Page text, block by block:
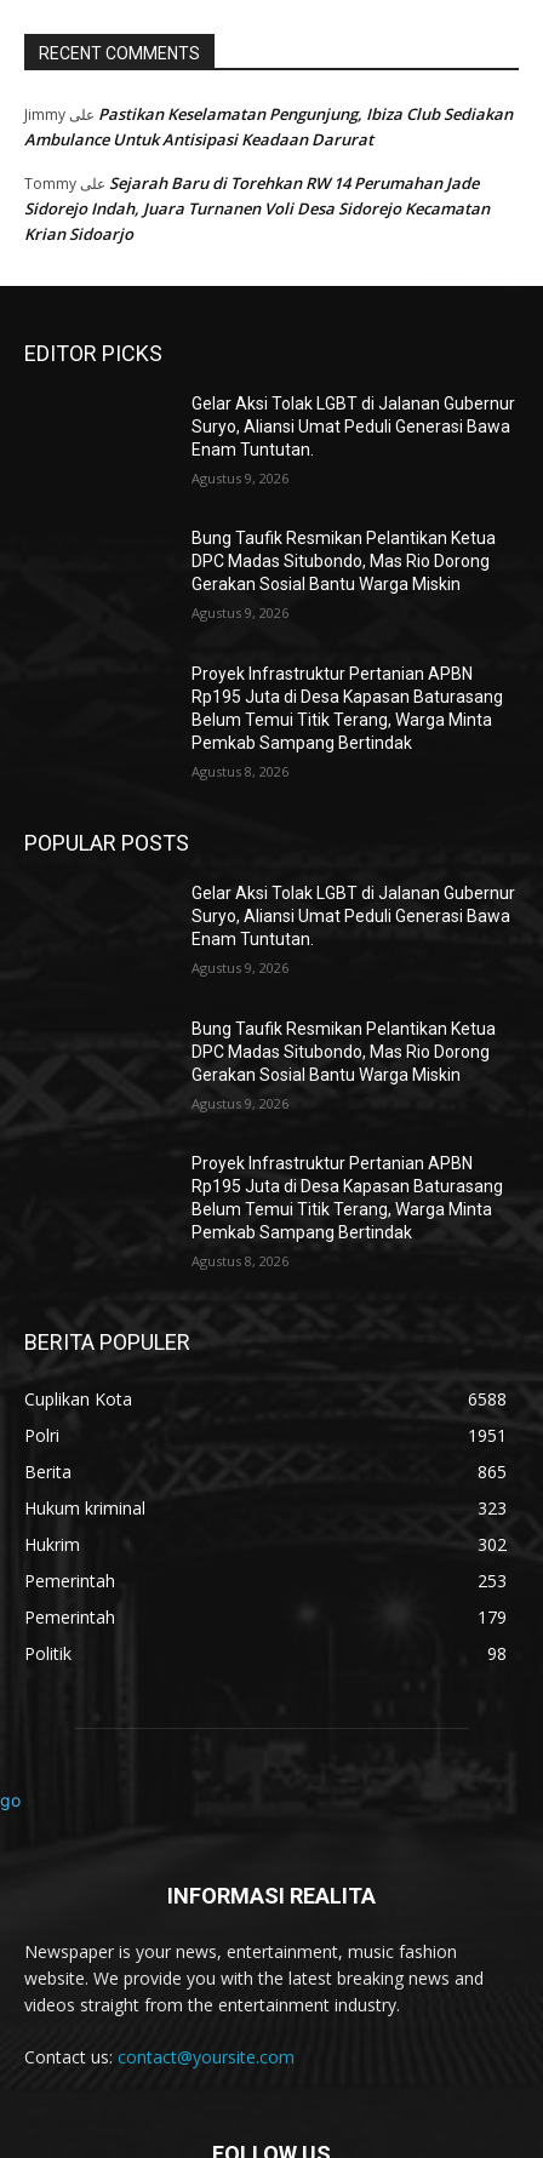
RECENT COMMENTS
Jimmy
Pastikan Keselamatan Pengunjung, Ibiza Club Sediakan
Ambulance Untuk Antisipasi Keadaan Darurat
Tommy
Sejarah Baru di Torehkan RW 14 Perumahan Jade
Sidorejo Indah, Juara Turnanen Voli Desa Sidorejo Kecamatan
Krian Sidoarjo
EDITOR PICKS
Gelar Aksi Tolak LGBT di Jalanan Gubernur
Suryo, Aliansi Umat Peduli Generasi Bawa
Enam Tuntutan.
Agustus 9, 2026
Bung Taufik Resmikan Pelantikan Ketua
DPC Madas Situbondo, Mas Rio Dorong
Gerakan Sosial Bantu Warga Miskin
Agustus 9, 2026
Proyek Infrastruktur Pertanian APBN
Rp195 Juta di Desa Kapasan Baturasang
Belum Temui Titik Terang, Warga Minta
Pemkab Sampang Bertindak
Agustus 8, 2026
POPULAR POSTS
Gelar Aksi Tolak LGBT di Jalanan Gubernur
Suryo, Aliansi Umat Peduli Generasi Bawa
Enam Tuntutan.
Agustus 9, 2026
Bung Taufik Resmikan Pelantikan Ketua
DPC Madas Situbondo, Mas Rio Dorong
Gerakan Sosial Bantu Warga Miskin
Agustus 9, 2026
Proyek Infrastruktur Pertanian APBN
Rp195 Juta di Desa Kapasan Baturasang
Belum Temui Titik Terang, Warga Minta
Pemkab Sampang Bertindak
Agustus 8, 2026
BERITA POPULER
Cuplikan Kota
6588
Polri
1951
Berita
865
Hukum kriminal
323
Hukrim
302
Pemerintah
253
Pemerintah
179
Politik
98
INFORMASI REALITA
Newspaper is your news, entertainment, music fashion
website. We provide you with the latest breaking news and
videos straight from the entertainment industry.
Contact us: contact@yoursite.com